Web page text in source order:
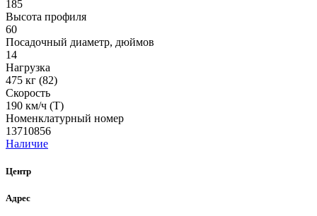
185
Высота профиля
60
Посадочный диаметр, дюймов
14
Нагрузка
475 кг (82)
Скорость
190 км/ч (T)
Номенклатурный номер
13710856
Наличие
Центр
Адрес